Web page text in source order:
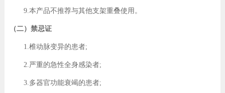
9.本产品不推荐与其他支架重叠使用。
（二）禁忌证
1.椎动脉变异的患者;
2.严重的急性全身感染者;
3.多器官功能衰竭的患者;